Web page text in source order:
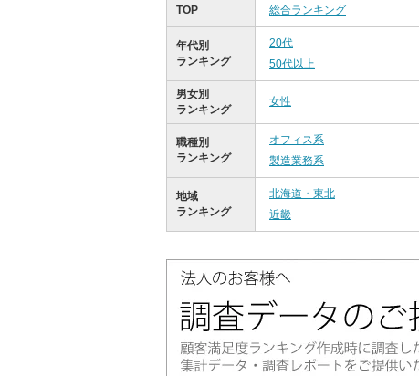
TOP 総合ランキング
年代別
ランキング
20代
50代以上
男女別
ランキング
女性
職種別
ランキング
オフィス系
製造業務系
地域
ランキング
北海道・東北
近畿